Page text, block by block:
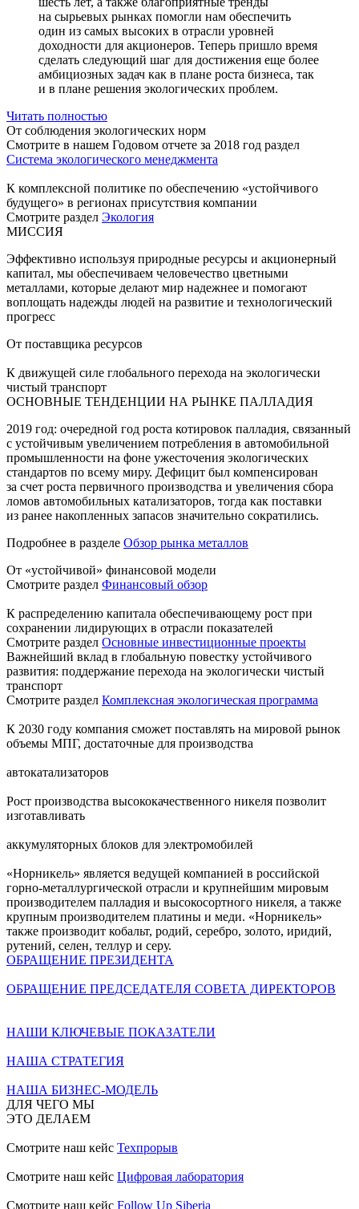
на сырьевых рынках помогли нам обеспечить
один из самых высоких в отрасли уровней
доходности для акционеров. Теперь пришло время
сделать следующий шаг для достижения еще более
амбициозных задач как в плане роста бизнеса, так
и в плане решения экологических проблем.
Читать полностью
От соблюдения экологических норм
Смотрите в нашем Годовом отчете за 2018 год раздел
Система экологического менеджмента
К комплексной политике по обеспечению «устойчивого
будущего» в регионах присутствия компании
Смотрите раздел Экология
МИССИЯ
Эффективно используя природные ресурсы и акционерный
капитал, мы обеспечиваем человечество цветными
металлами, которые делают мир надежнее и помогают
воплощать надежды людей на развитие и технологический
прогресс
От поставщика ресурсов
К движущей силе глобального перехода на экологически
чистый транспорт
ОСНОВНЫЕ ТЕНДЕНЦИИ НА РЫНКЕ ПАЛЛАДИЯ
2019 год: очередной год роста котировок палладия, связанный
с устойчивым увеличением потребления в автомобильной
промышленности на фоне ужесточения экологических
стандартов по всему миру. Дефицит был компенсирован
за счет роста первичного производства и увеличения сбора
ломов автомобильных катализаторов, тогда как поставки
из ранее накопленных запасов значительно сократились.
Подробнее в разделе Обзор рынка металлов
От «устойчивой» финансовой модели
Смотрите раздел Финансовый обзор
К распределению капитала обеспечивающему рост при
сохранении лидирующих в отрасли показателей
Смотрите раздел Основные инвестиционные проекты
Важнейший вклад в глобальную повестку устойчивого
развития: поддержание перехода на экологически чистый
транспорт
Смотрите раздел Комплексная экологическая программа
К 2030 году компания сможет поставлять на мировой рынок
объемы МПГ, достаточные для производства
автокатализаторов
Рост производства высококачественного никеля позволит
изготавливать
аккумуляторных блоков для электромобилей
«Норникель» является ведущей компанией в российской
горно-металлургической отрасли и крупнейшим мировым
производителем палладия и высокосортного никеля, а также
крупным производителем платины и меди. «Норникель»
также производит кобальт, родий, серебро, золото, иридий,
рутений, селен, теллур и серу.
ОБРАЩЕНИЕ ПРЕЗИДЕНТА
ОБРАЩЕНИЕ ПРЕДСЕДАТЕЛЯ СОВЕТА ДИРЕКТОРОВ
НАШИ КЛЮЧЕВЫЕ ПОКАЗАТЕЛИ
НАША СТРАТЕГИЯ
НАША БИЗНЕС-МОДЕЛЬ
ДЛЯ ЧЕГО МЫ
ЭТО ДЕЛАЕМ
Смотрите наш кейс Техпрорыв
Смотрите наш кейс Цифровая лаборатория
Смотрите наш кейс Follow Up Siberia